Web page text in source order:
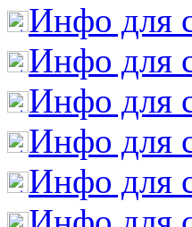
Инфо для
Инфо для
Инфо для
Инфо для
Инфо для